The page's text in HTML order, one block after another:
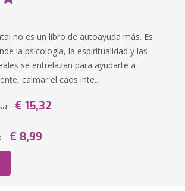
no es un libro de autoayuda más. Es
la psicología, la espiritualidad y las
se entrelazan para ayudarte a
calmar el caos inte...
€ 15,32
€ 8,99